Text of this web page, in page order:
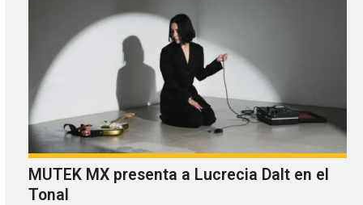
MUTEK MX presenta a Lucrecia Dalt en el
Tonal